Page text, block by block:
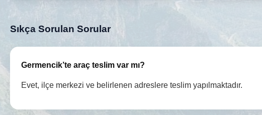
Sıkça Sorulan Sorular
Germencik’te araç teslim var mı?
Evet, ilçe merkezi ve belirlenen adreslere teslim yapılmaktadır.